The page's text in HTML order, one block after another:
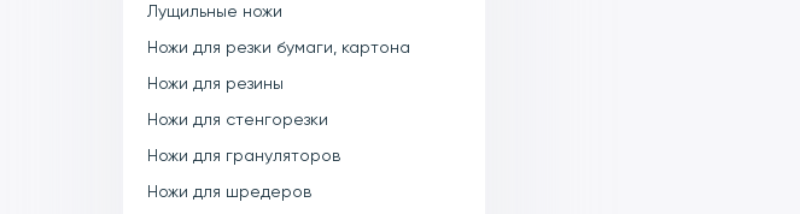
Лущильные ножи
Ножи для резки бумаги, картона
Ножи для резины
Ножи для стенгорезки
Ножи для грануляторов
Ножи для шредеров